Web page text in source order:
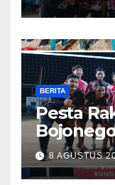
BERITA
​Pesta
Tumplek
Voli,
8 AGUSTUS